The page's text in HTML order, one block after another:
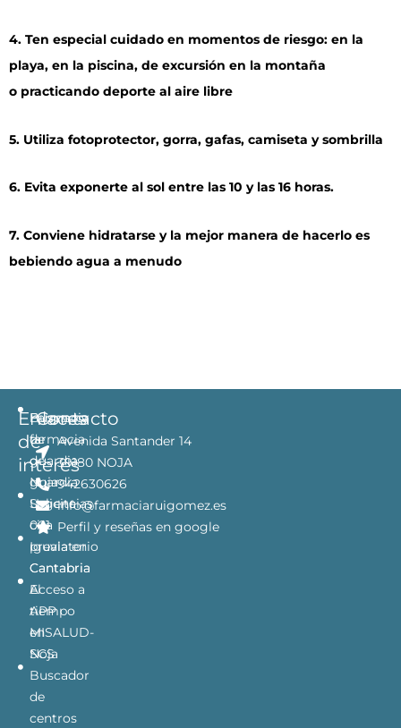
4. Ten especial cuidado en momentos de riesgo: en la
playa, en la piscina, de excursión en la montaña
o practicando deporte al aire libre
5. Utiliza fotoprotector, gorra, gafas, camiseta y sombrilla
6. Evita exponerte al sol entre las 10 y las 16 horas.
7. Conviene hidratarse y la mejor manera de hacerlo es
bebiendo agua a menudo
Enlaces
de
interés
Farmacia
de
guardia
Noja
Solicita
cita
previa en
Cantabria
Acceso a
APP
MISALUD-
SCS
Buscador
de
centros
Buscador
farmacia
de
guardia
Urgencias
061
Igualatorio
Cantabria
El
tiempo
en
Noja
Contacto
Avenida Santander 14
39180 NOJA
942630626
info@farmaciaruigomez.es
Perfil y reseñas en google